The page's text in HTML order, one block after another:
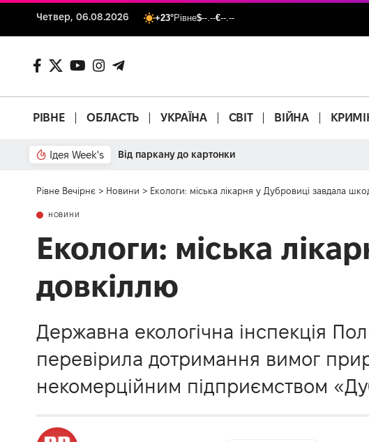
Четвер, 06.08.2026 +23°Рівне$--.--€--.--
РІВНЕ ОБЛАСТЬ УКРАЇНА СВІТ ВІЙНА
Ідея Week's Від паркану до картонки
Рівне Вечірнє > Новини > Екологи: міська лікарня у Дубровиці завдала
НОВИНИ
Екологи: міська
довкіллю
Державна екологічна інспекція
перевірила дотримання вимог
некомерційним підприємством